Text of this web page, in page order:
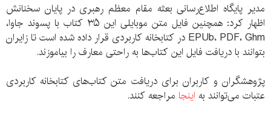
مدير پايگاه اطلاع‌رسانی بعثه مقام معظم رهبری در پایان سخنانش
اظهار كرد: همچنين فايل متن موبايلی اين ۳۵ كتاب با پسوند جاوا،
EPUb، PDF، Ghm در كتابخانه كاربردی قرار داده شده است تا زایران
بتوانند با دريافت فايل اين كتاب‌ها به راحتی معارف را بياموزند.
پژوهشگران و كاربران برای دریافت متن کتاب‌های کتابخانه کاربردی
عتبات می‌توانند به اینجا مراجعه كنند.